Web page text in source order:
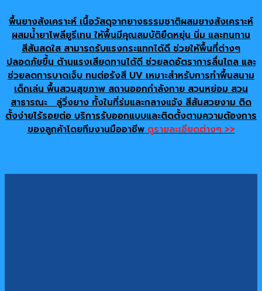
พื้นยางสังเคราะห์ เนื้อวัสดุจากยางธรรมชาติผสมยางสังเคราะห์
ผสมน้ำยาโพลียูรีเทน ให้พื้นมีคุณสมบัติยืดหยุ่น นิ่ม และทนทาน
สีสันสดใส สามารถรับแรงกระแทกได้ดี ช่วยให้พื้นที่ต่างๆ
ปลอดภัยขึ้น ต้านแรงเสียดทานได้ดี ช่วยลดอัตราการลื่นไถล และ
ช่วยลดการบาดเจ็บ ทนต่อรังสี UV เหมาะสำหรับการทำพื้นสนาม
เด็กเล่น พื้นสวนสุขภาพ สถานออกกำลังกาย สวนหย่อม สวน
สาธารณะ ลู่วิ่งยาง ทั้งในที่ร่มและกลางแจ้ง สีสันสวยงาม ติด
ตั้งง่ายไร้รอยต่อ บริการรับออกแบบและติดตั้งตามความต้องการ
ของลูกค้าโดยทีมงานมืออาชีพ ดูรายละเอียดต่างๆ >>